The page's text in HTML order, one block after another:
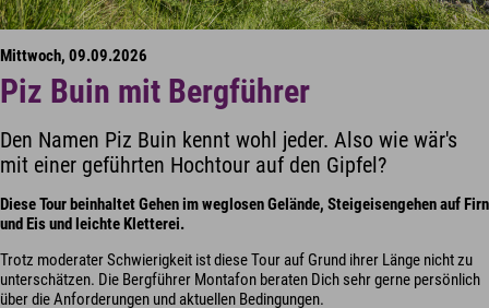
Mittwoch, 09.09.2026
Piz Buin mit Bergführer
Den Namen Piz Buin kennt wohl jeder. Also wie wär's
mit einer geführten Hochtour auf den Gipfel?
Diese Tour beinhaltet Gehen im weglosen Gelände, Steigeisengehen auf Firn
und Eis und leichte Kletterei.
Trotz moderater Schwierigkeit ist diese Tour auf Grund ihrer Länge nicht zu
unterschätzen. Die Bergführer Montafon beraten Dich sehr gerne persönlich
über die Anforderungen und aktuellen Bedingungen.